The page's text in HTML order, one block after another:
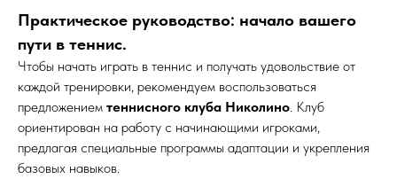
Практическое руководство: начало вашего
пути в теннис.
Чтобы начать играть в теннис и получать удовольствие от
каждой тренировки, рекомендуем воспользоваться
предложением теннисного клуба Николино. Клуб
ориентирован на работу с начинающими игроками,
предлагая специальные программы адаптации и укрепления
базовых навыков.